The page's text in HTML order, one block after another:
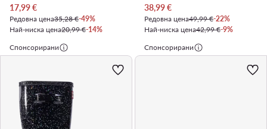
Актуална цена
17,99€
Редовна цена35,28 €-49%
Най-ниска цена20,99 €-14%
Актуална цена
38,99€
Редовна цена49,99 €-22%
Най-ниска цена42,99 €-9%
Спонсорирани
Спонсорирани